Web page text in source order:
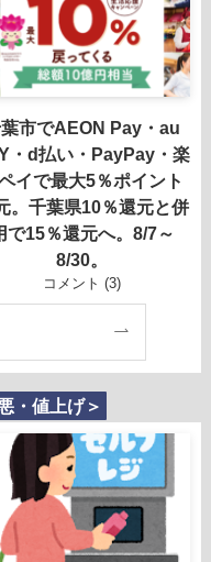
市でAEON Pay・au
・d払い・PayPay・楽
イで最大5％ポイント
。千葉県10％還元と併
で15％還元へ。8/7～
8/30。
コメント (3)
・値上げ＞